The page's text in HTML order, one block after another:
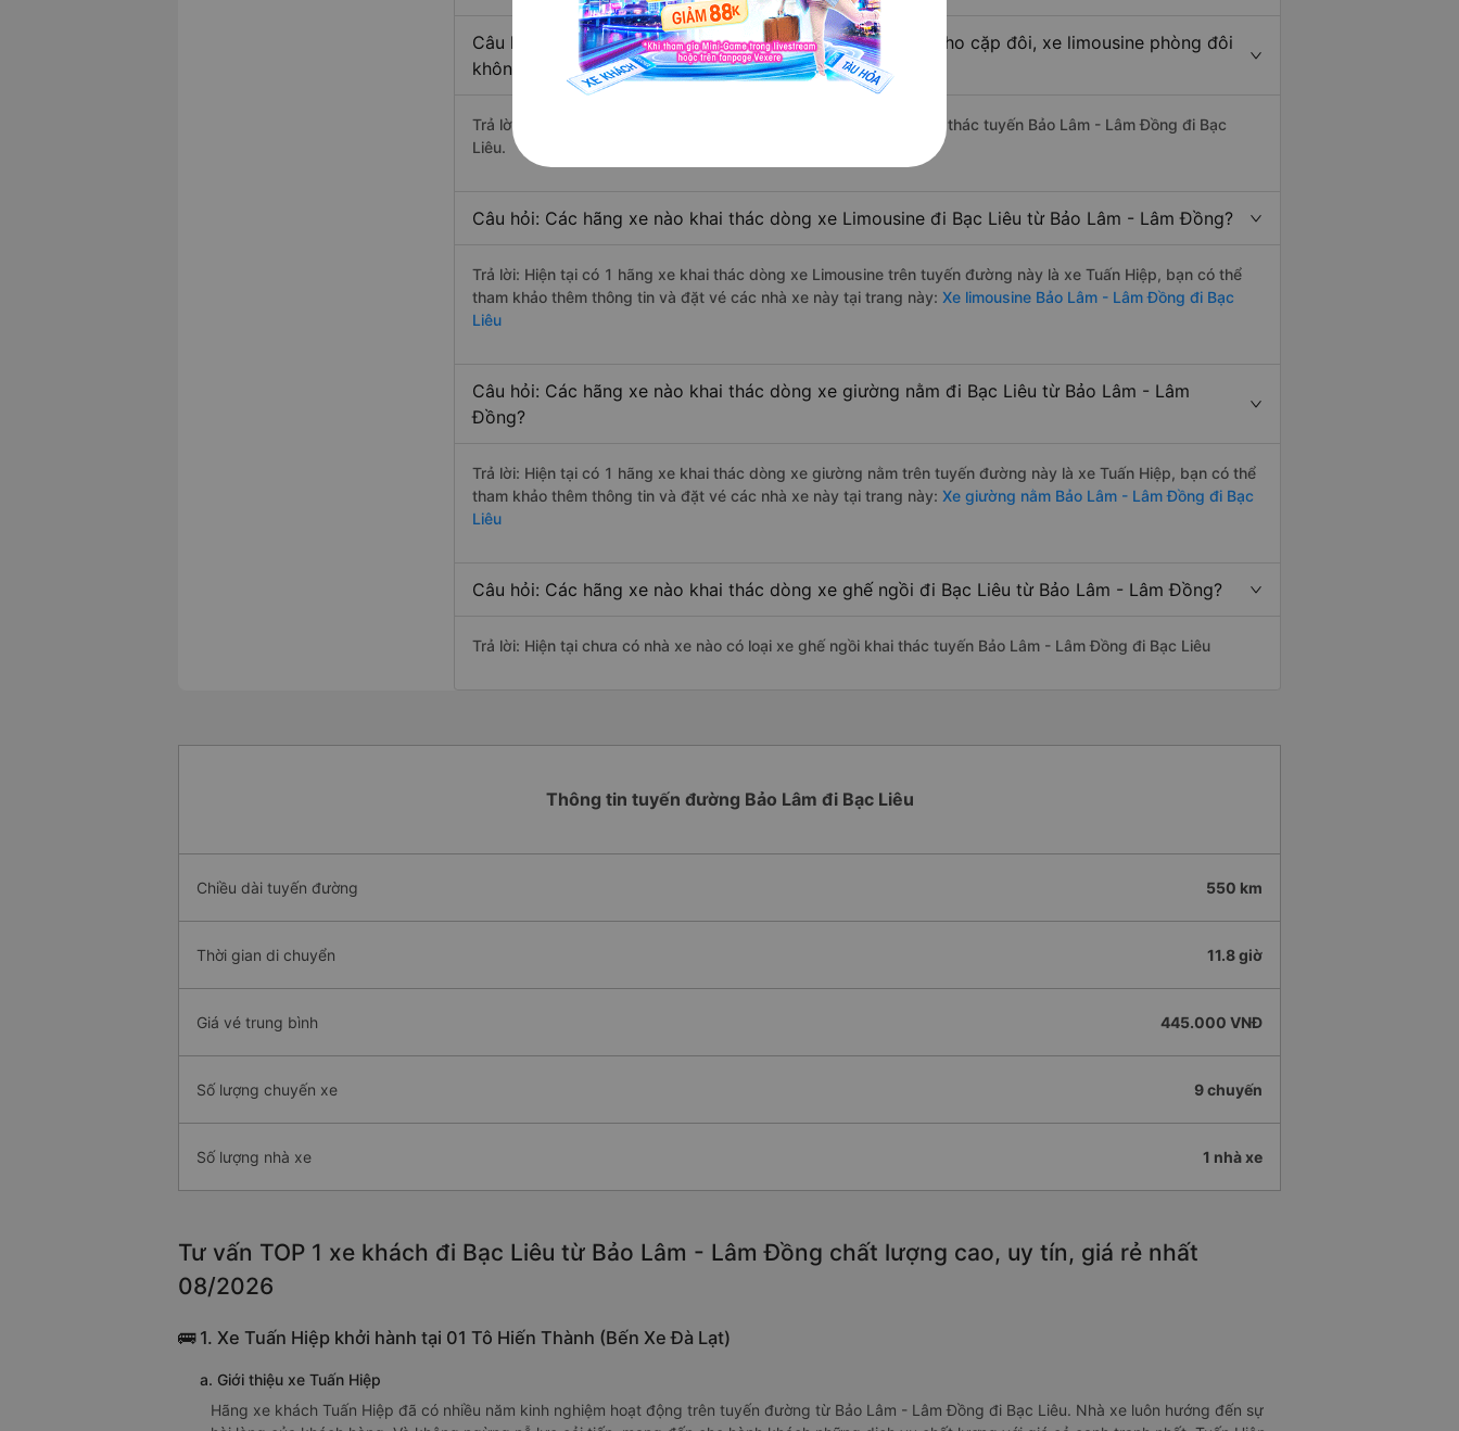
Câu hỏi: Có loại xe Bảo Lâm - Lâm Đồng Bạc Liêu dành cho cặp đôi, xe limousine phòng đôi
không?
Trả lời: Hiện tại chưa có nhà xe nào có loại xe giường nằm đôi khai thác tuyến Bảo Lâm - Lâm Đồng đi Bạc
Liêu.
Câu hỏi: Các hãng xe nào khai thác dòng xe Limousine đi Bạc Liêu từ Bảo Lâm - Lâm Đồng?
Trả lời: Hiện tại có 1 hãng xe khai thác dòng xe Limousine trên tuyến đường này là xe Tuấn Hiệp, bạn có thể
tham khảo thêm thông tin và đặt vé các nhà xe này tại trang này: Xe limousine Bảo Lâm - Lâm Đồng đi Bạc
Liêu
Câu hỏi: Các hãng xe nào khai thác dòng xe giường nằm đi Bạc Liêu từ Bảo Lâm - Lâm
Đồng?
Trả lời: Hiện tại có 1 hãng xe khai thác dòng xe giường nằm trên tuyến đường này là xe Tuấn Hiệp, bạn có thể
tham khảo thêm thông tin và đặt vé các nhà xe này tại trang này: Xe giường nằm Bảo Lâm - Lâm Đồng đi Bạc
Liêu
Câu hỏi: Các hãng xe nào khai thác dòng xe ghế ngồi đi Bạc Liêu từ Bảo Lâm - Lâm Đồng?
Trả lời: Hiện tại chưa có nhà xe nào có loại xe ghế ngồi khai thác tuyến Bảo Lâm - Lâm Đồng đi Bạc Liêu
Thông tin tuyến đường Bảo Lâm đi Bạc Liêu
Chiều dài tuyến đường 550 km
Thời gian di chuyển 11.8 giờ
Giá vé trung bình 445.000 VNĐ
Số lượng chuyến xe 9 chuyến
Số lượng nhà xe 1 nhà xe
Tư vấn TOP 1 xe khách đi Bạc Liêu từ Bảo Lâm - Lâm Đồng chất lượng cao, uy tín, giá rẻ nhất
08/2026
🚌 1. Xe Tuấn Hiệp khởi hành tại 01 Tô Hiến Thành (Bến Xe Đà Lạt)
a. Giới thiệu xe Tuấn Hiệp
Hãng xe khách Tuấn Hiệp đã có nhiều năm kinh nghiệm hoạt động trên tuyến đường từ Bảo Lâm - Lâm Đồng đi Bạc Liêu. Nhà xe luôn hướng đến sự